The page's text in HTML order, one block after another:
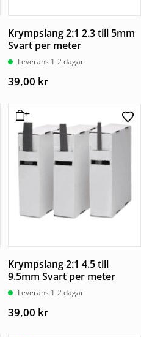
Krympslang 2:1 2.3 till 5mm
Svart per meter
Leverans 1-2 dagar
39,00 kr
Krympslang 2:1 4.5 till
9.5mm Svart per meter
Leverans 1-2 dagar
39,00 kr